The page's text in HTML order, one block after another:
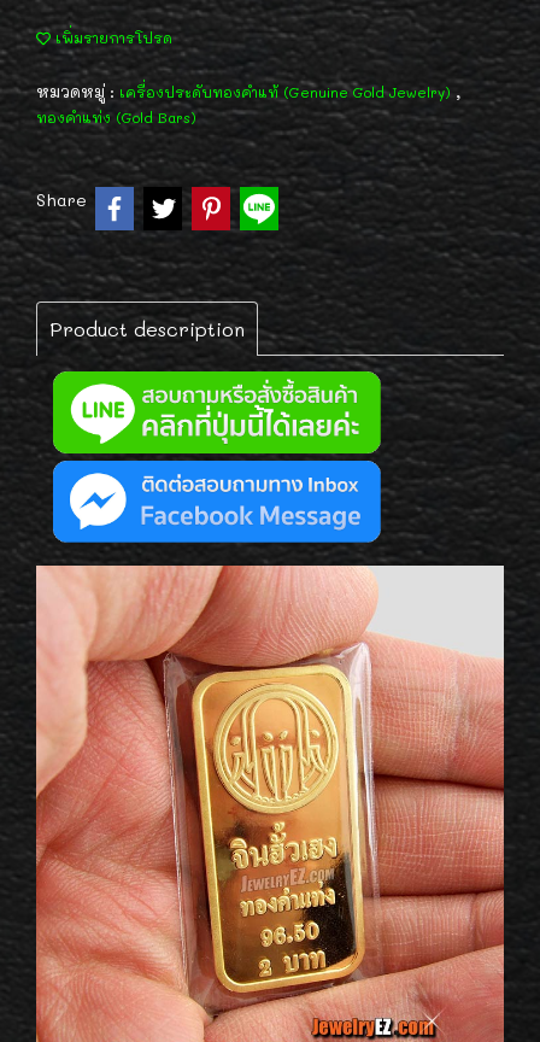
เพิ่มรายการโปรด
หมวดหมู่ : เครื่องประดับทองคำแท้ (Genuine Gold Jewelry) ,
ทองคำแท่ง (Gold Bars)
Share
Product description